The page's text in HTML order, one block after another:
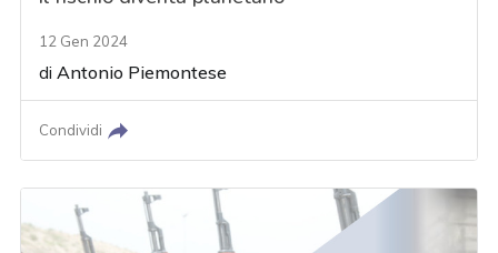
12 Gen 2024
diAntonio Piemontese
Condividi